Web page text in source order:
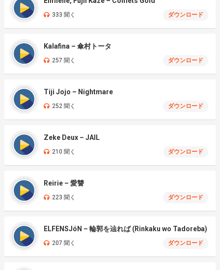
333 聞く ダウンロード
Kalafina – 傘村トータ
257 聞く ダウンロード
Tiji Jojo – Nightmare
252 聞く ダウンロード
Zeke Deux – JAIL
210 聞く ダウンロード
Reirie – 愛讐
223 聞く ダウンロード
ELFENSJóN – 輪郭を辿れば (Rinkaku wo Tadoreba)
207 聞く ダウンロード